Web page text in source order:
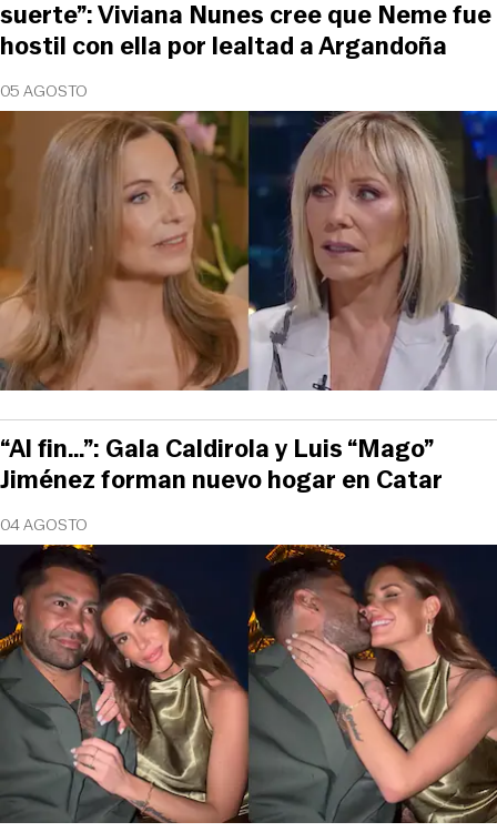
05 AGOSTO
suerte”: Viviana Nunes cree que Neme fue
hostil con ella por lealtad a Argandoña
04 AGOSTO
“Al fin…”: Gala Caldirola y Luis “Mago”
Jiménez forman nuevo hogar en Catar